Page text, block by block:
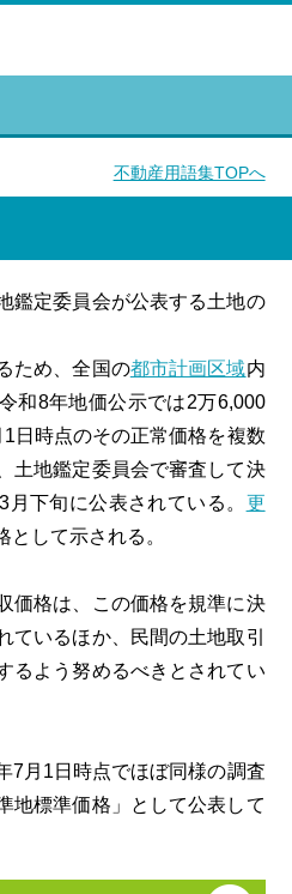
不動産用語集TOPへ
鑑定委員会が公表する土地の
ため、全国の都市計画区域内
和8年地価公示では2万6,000
日時点のその正常価格を複数
土地鑑定委員会で審査して決
下旬に公表されている。 更
して示される。
価格は、この価格を規準に決
ているほか、民間の土地取引
るよう努めるべきとされてい
7月1日時点でほぼ同様の調査
地標準価格」として公表して